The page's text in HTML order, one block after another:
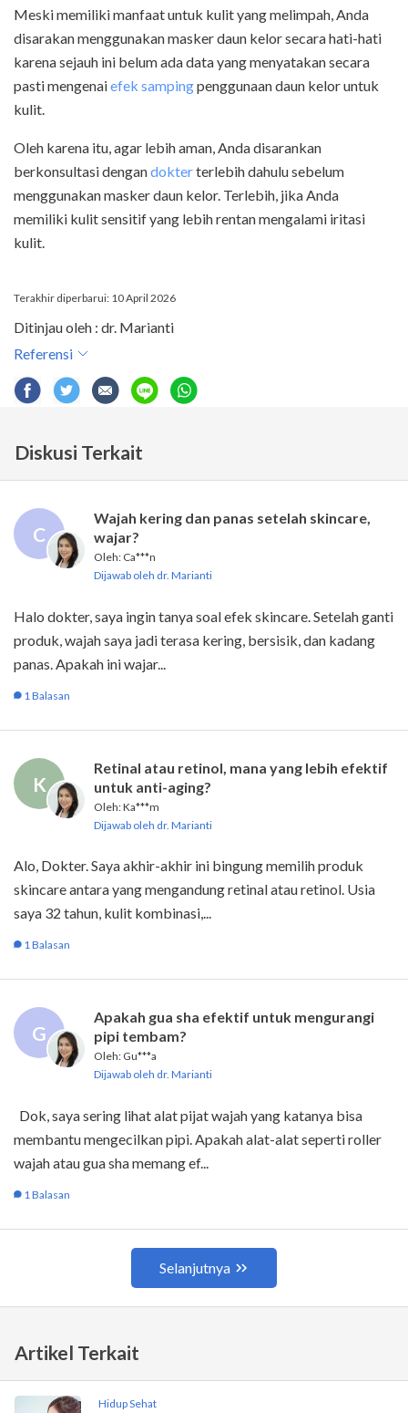
Meski memiliki manfaat untuk kulit yang melimpah, Anda
disarakan menggunakan masker daun kelor secara hati-hati
karena sejauh ini belum ada data yang menyatakan secara
pasti mengenaiefek sampingpenggunaan daun kelor untuk
kulit.
Oleh karena itu, agar lebih aman, Anda disarankan
berkonsultasi dengandokterterlebih dahulu sebelum
menggunakan masker daun kelor. Terlebih, jika Anda
memiliki kulit sensitif yang lebih rentan mengalami iritasi
kulit.
Terakhir diperbarui: 10 April 2026